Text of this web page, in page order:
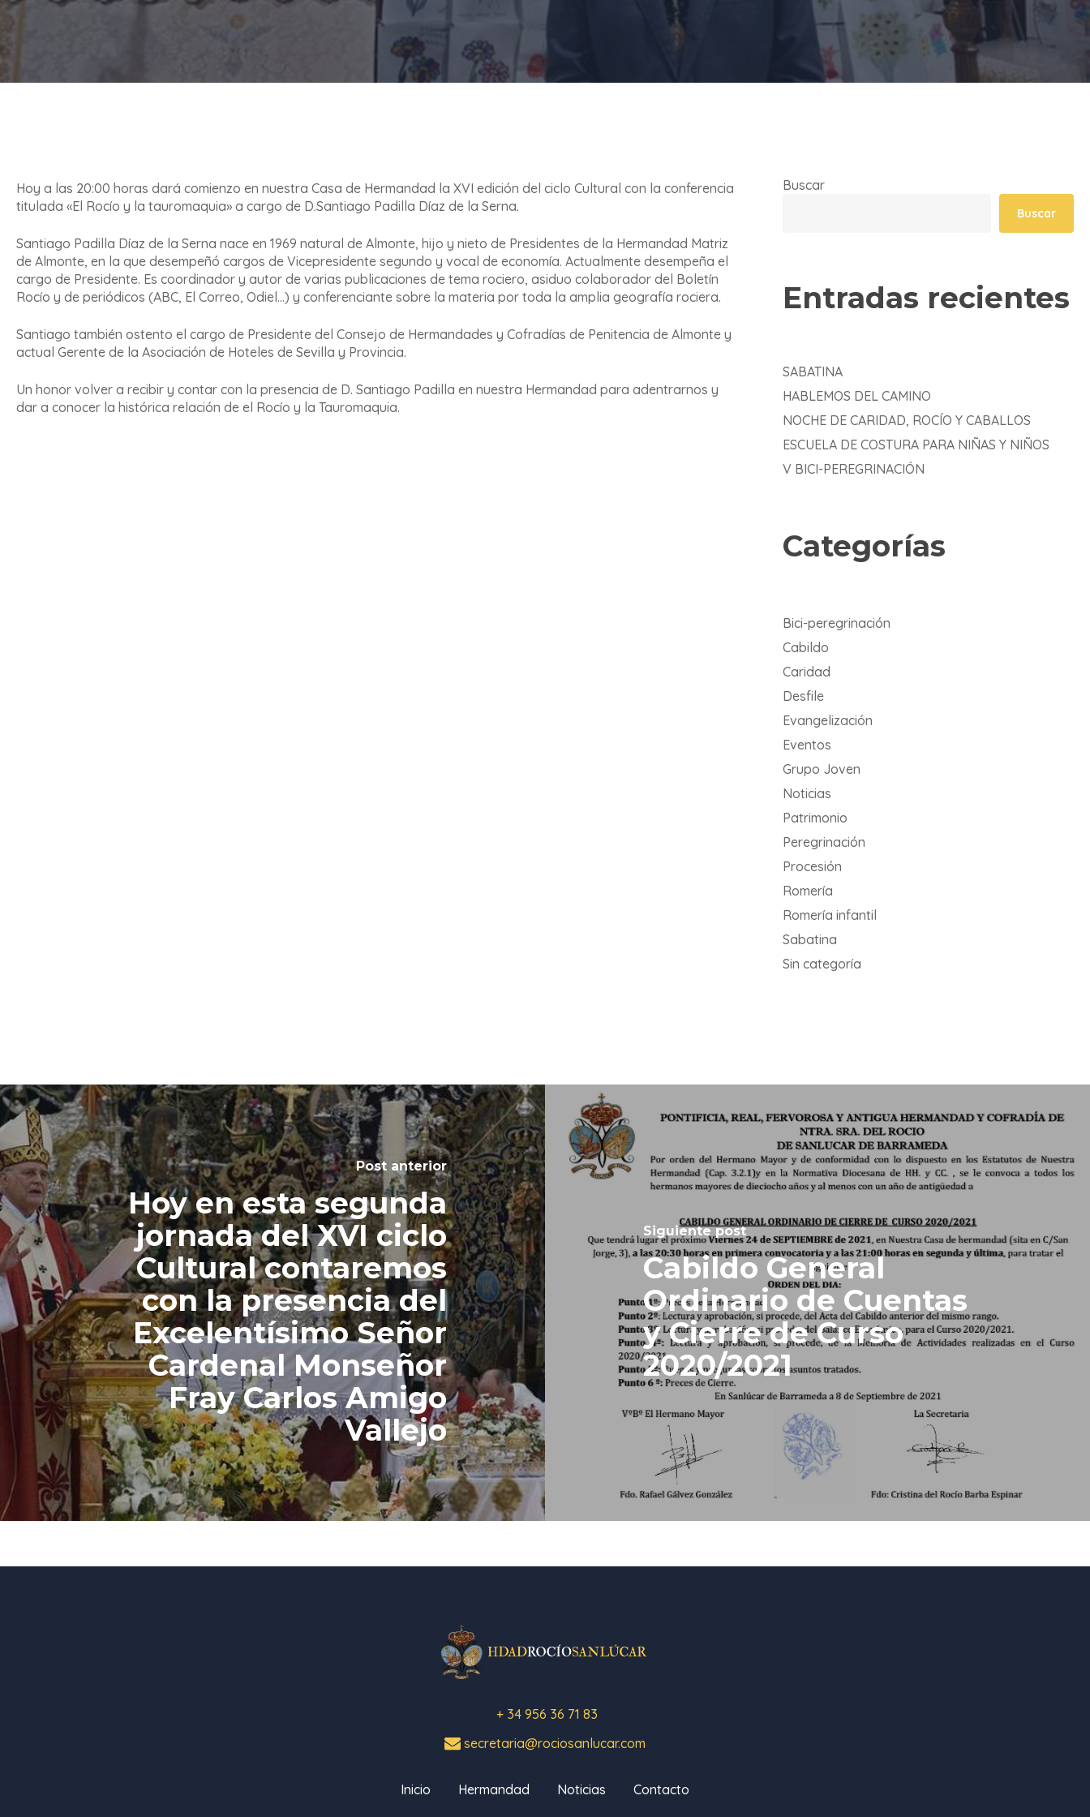
Hoy a las 20:00 horas dará comienzo en nuestra Casa de Hermandad la XVI edición del ciclo Cultural con la conferencia
titulada «El Rocío y la tauromaquia» a cargo de D.Santiago Padilla Díaz de la Serna.
Santiago Padilla Díaz de la Serna nace en 1969 natural de Almonte, hijo y nieto de Presidentes de la Hermandad Matriz
de Almonte, en la que desempeñó cargos de Vicepresidente segundo y vocal de economía. Actualmente desempeña el
cargo de Presidente. Es coordinador y autor de varias publicaciones de tema rociero, asiduo colaborador del Boletín
Rocío y de periódicos (ABC, El Correo, Odiel…) y conferenciante sobre la materia por toda la amplia geografía rociera.
Santiago también ostento el cargo de Presidente del Consejo de Hermandades y Cofradías de Penitencia de Almonte y
actual Gerente de la Asociación de Hoteles de Sevilla y Provincia.
Un honor volver a recibir y contar con la presencia de D. Santiago Padilla en nuestra Hermandad para adentrarnos y
dar a conocer la histórica relación de el Rocío y la Tauromaquia.
Buscar
Buscar
Entradas recientes
SABATINA
HABLEMOS DEL CAMINO
NOCHE DE CARIDAD, ROCÍO Y CABALLOS
ESCUELA DE COSTURA PARA NIÑAS Y NIÑOS
V BICI-PEREGRINACIÓN
Categorías
Bici-peregrinación
Cabildo
Caridad
Desfile
Evangelización
Eventos
Grupo Joven
Noticias
Patrimonio
Peregrinación
Procesión
Romería
Romería infantil
Sabatina
Sin categoría
Post anterior
Hoy en esta segunda
jornada del XVI ciclo
Cultural contaremos
con la presencia del
Excelentísimo Señor
Cardenal Monseñor
Fray Carlos Amigo
Vallejo
Siguiente post
Cabildo General
Ordinario de Cuentas
y Cierre de Curso
2020/2021
+ 34 956 36 71 83
secretaria@rociosanlucar.com
Inicio Hermandad Noticias Contacto